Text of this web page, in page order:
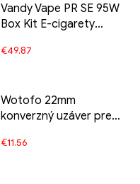
Vandy Vape PR SE 95W
Box Kit E-cigarety
€49.87
Wotofo 22mm
konverzný uzáver pre
veľkoobchodný
€11.56